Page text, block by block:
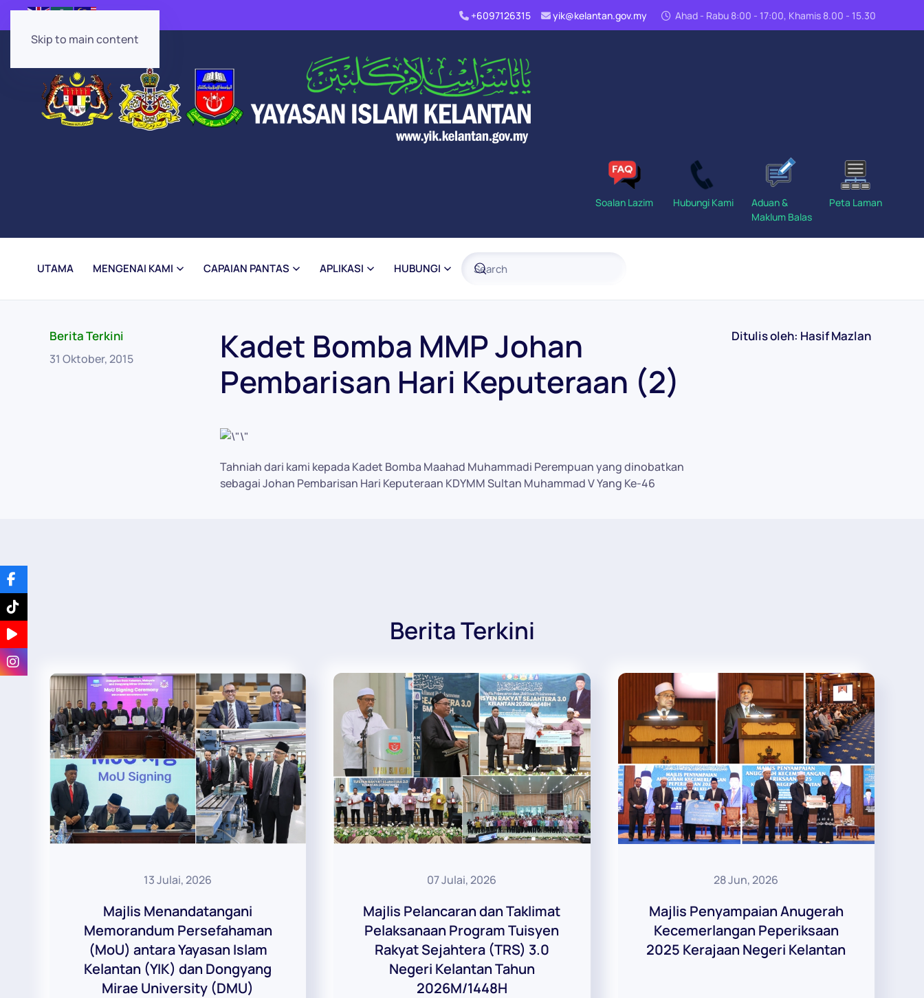
Skip to main content
+6097126315 yik@kelantan.gov.my Ahad - Rabu 8:00 - 17:00, Khamis 8.00 - 15.30
Soalan Lazim Hubungi Kami
Aduan &
Maklum Balas
Peta Laman
UTAMA MENGENAI KAMI CAPAIAN PANTAS APLIKASI HUBUNGI
Berita Terkini
31 Oktober, 2015
Kadet Bomba MMP Johan
Pembarisan Hari Keputeraan (2)
Tahniah dari kami kepada Kadet Bomba Maahad Muhammadi Perempuan yang dinobatkan
sebagai Johan Pembarisan Hari Keputeraan KDYMM Sultan Muhammad V Yang Ke-46
Ditulis oleh: Hasif Mazlan
Berita Terkini
13 Julai, 2026
Majlis Menandatangani
Memorandum Persefahaman
(MoU) antara Yayasan Islam
Kelantan (YIK) dan Dongyang
Mirae University (DMU)
07 Julai, 2026
Majlis Pelancaran dan Taklimat
Pelaksanaan Program Tuisyen
Rakyat Sejahtera (TRS) 3.0
Negeri Kelantan Tahun
2026M/1448H
28 Jun, 2026
Majlis Penyampaian Anugerah
Kecemerlangan Peperiksaan
2025 Kerajaan Negeri Kelantan